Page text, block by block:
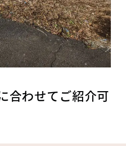
合わせてご紹介可